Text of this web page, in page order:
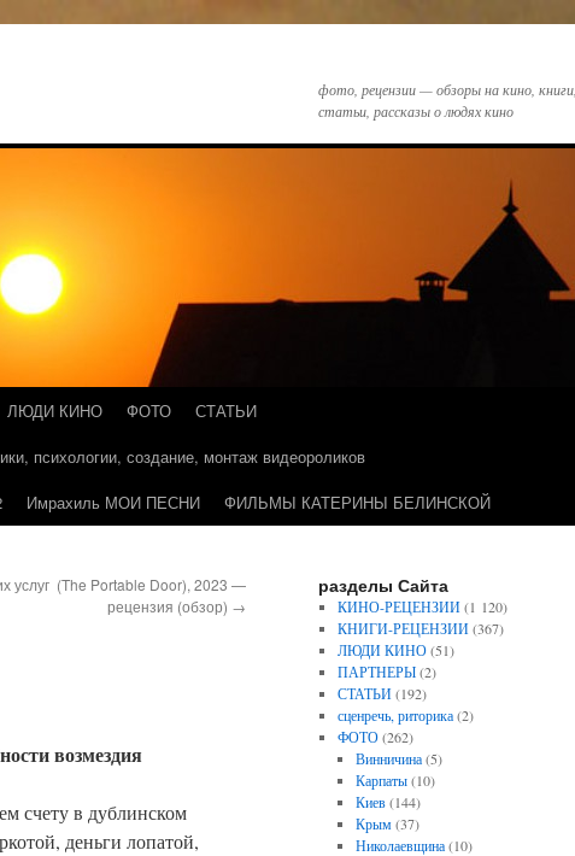
фото, рецензии — обзоры на кино, книги,
статьи, рассказы о людях кино
ЛЮДИ КИНО ФОТО
СТАТЬИ
психологии, создание, монтаж видеороликов
Имрахиль МОИ ПЕСНИ ФИЛЬМЫ КАТЕРИНЫ БЕЛИНСКОЙ
услуг (The Portable Door), 2023 —
рецензия (обзор) →
возмездия
счету в дублинском
деньги лопатой,
разделы Сайта
КИНО-РЕЦЕНЗИИ(1 120)
КНИГИ-РЕЦЕНЗИИ(367)
ЛЮДИ КИНО(51)
ПАРТНЕРЫ(2)
СТАТЬИ(192)
сценречь, риторика(2)
ФОТО(262)
Винничина(5)
Карпаты(10)
Киев(144)
Крым(37)
Николаевщина(10)